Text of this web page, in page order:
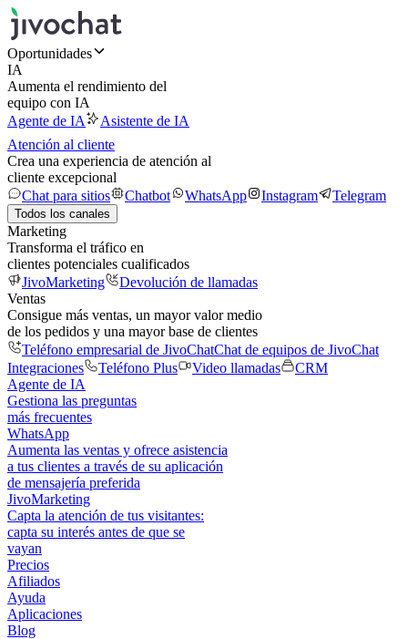
Oportunidades
IA
Aumenta el rendimiento del
equipo con IA
Agente de IA
Asistente de IA
Atención al cliente
Crea una experiencia de atención al
cliente excepcional
Chat para sitios
Chatbot WhatsApp Instagram Telegram
Todos los canales
Marketing
Transforma el tráfico en
clientes potenciales cualificados
JivoMarketing
Devolución de llamadas
Ventas
Consigue más ventas, un mayor valor medio
de los pedidos y una mayor base de clientes
Teléfono empresarial de JivoChatChat de equipos de JivoChat
Integraciones
Teléfono Plus Video llamadas
CRM
Agente de IA
Gestiona las preguntas
más frecuentes
WhatsApp
Aumenta las ventas y ofrece asistencia
a tus clientes a través de su aplicación
de mensajería preferida
JivoMarketing
Capta la atención de tus visitantes:
capta su interés antes de que se
vayan
Precios
Afiliados
Ayuda
Aplicaciones
Blog